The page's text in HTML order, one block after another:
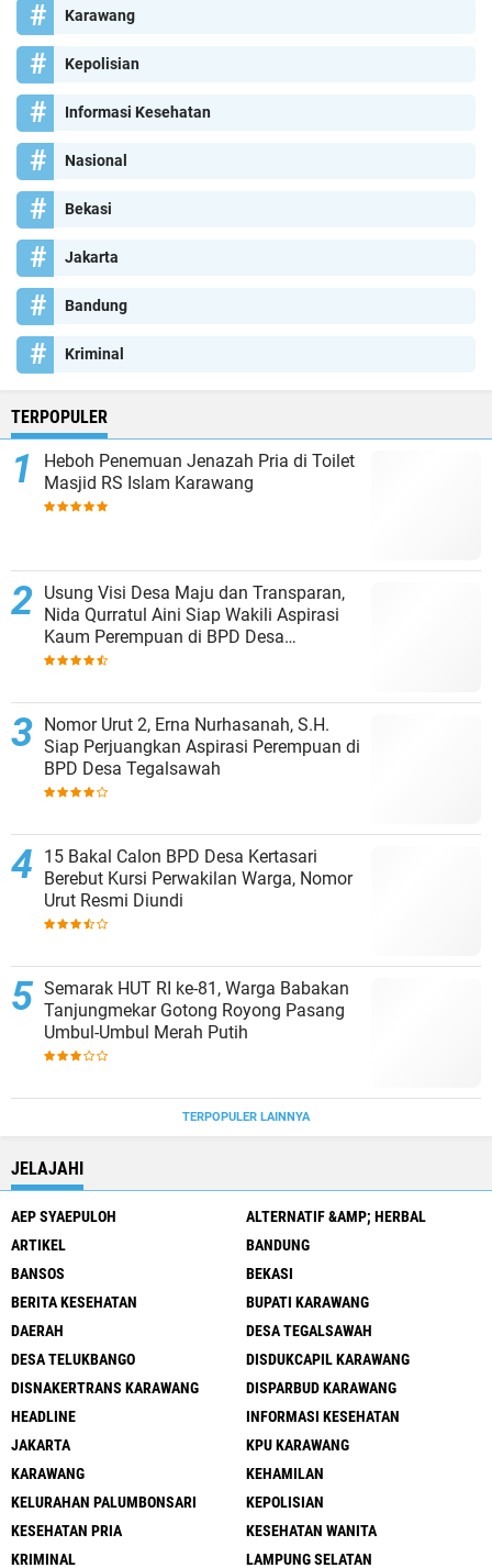
Karawang
Kepolisian
Informasi Kesehatan
Nasional
Bekasi
Jakarta
Bandung
Kriminal
TERPOPULER
Heboh Penemuan Jenazah Pria di Toilet
Masjid RS Islam Karawang
Usung Visi Desa Maju dan Transparan,
Nida Qurratul Aini Siap Wakili Aspirasi
Kaum Perempuan di BPD Desa
Tegalsawah
Nomor Urut 2, Erna Nurhasanah, S.H.
Siap Perjuangkan Aspirasi Perempuan di
BPD Desa Tegalsawah
15 Bakal Calon BPD Desa Kertasari
Berebut Kursi Perwakilan Warga, Nomor
Urut Resmi Diundi
Semarak HUT RI ke-81, Warga Babakan
Tanjungmekar Gotong Royong Pasang
Umbul-Umbul Merah Putih
TERPOPULER LAINNYA
JELAJAHI
AEP SYAEPULOH
ALTERNATIF &AMP; HERBAL
ARTIKEL
BANDUNG
BANSOS
BEKASI
BERITA KESEHATAN
BUPATI KARAWANG
DAERAH
DESA TEGALSAWAH
DESA TELUKBANGO
DISDUKCAPIL KARAWANG
DISNAKERTRANS KARAWANG
DISPARBUD KARAWANG
HEADLINE
INFORMASI KESEHATAN
JAKARTA
KPU KARAWANG
KARAWANG
KEHAMILAN
KELURAHAN PALUMBONSARI
KEPOLISIAN
KESEHATAN PRIA
KESEHATAN WANITA
KRIMINAL
LAMPUNG SELATAN